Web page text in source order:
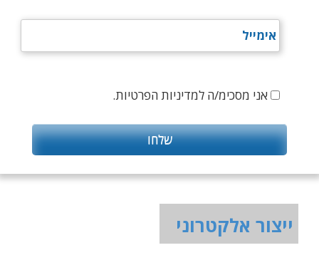
אני מסכימ/ה למדיניות הפרטיות.
ייצור אלקטרוני